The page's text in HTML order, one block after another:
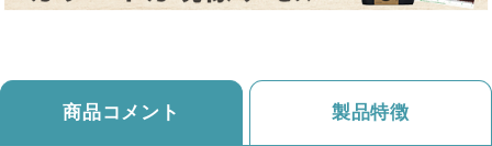
商品コメント 製品特徴